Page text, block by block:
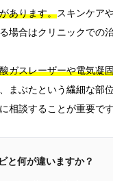
あります。スキンケア
場合はクリニックでの
ガスレーザーや電気凝
まぶたという繊細な部
相談することが重要です
と何が違いますか？